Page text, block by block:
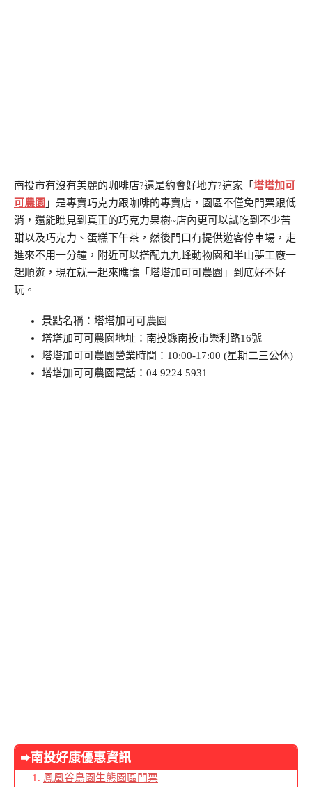
南投市有沒有美麗的咖啡店?還是約會好地方?這家「 塔塔加可
可農園 」是專賣巧克力跟咖啡的專賣店，園區不僅免門票跟低
消，還能瞧見到真正的巧克力果樹~店內更可以試吃到不少苦
甜以及巧克力、蛋糕下午茶，然後門口有提供遊客停車場，走
進來不用一分鐘，附近可以搭配九九峰動物園和半山夢工廠一
起順遊，現在就一起來瞧瞧「塔塔加可可農園」到底好不好
玩。
景點名稱：塔塔加可可農園
塔塔加可可農園地址：南投縣南投市樂利路16號
塔塔加可可農園營業時間：10:00-17:00 (星期二三公休)
塔塔加可可農園電話：04 9224 5931
➨南投好康優惠資訊
鳳凰谷鳥園生態園區門票